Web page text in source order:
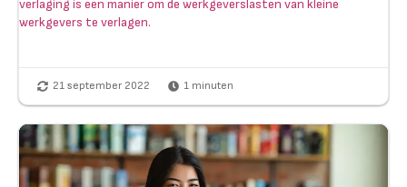
verlaging is een manier om de werkgeverslasten van kleine
werkgevers te verlagen.
21 september 2022 1 minuten